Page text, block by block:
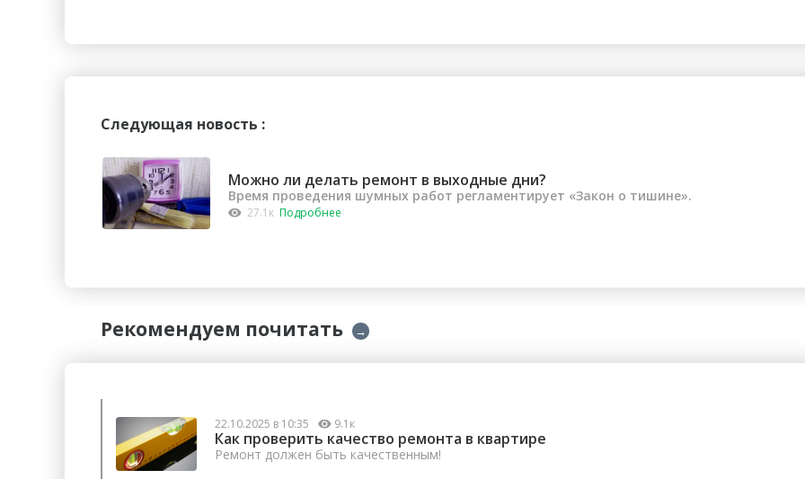
Следующая новость :
Можно ли делать ремонт в выходные дни?
Время проведения шумных работ регламентирует «Закон о тишине».
27.1к Подробнее
Рекомендуем почитать →
22.10.2025 в 10:35 9.1к
Как проверить качество ремонта в квартире
Ремонт должен быть качественным!